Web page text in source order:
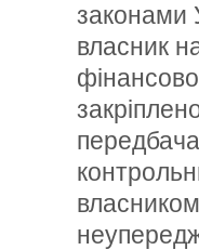
законами
власник